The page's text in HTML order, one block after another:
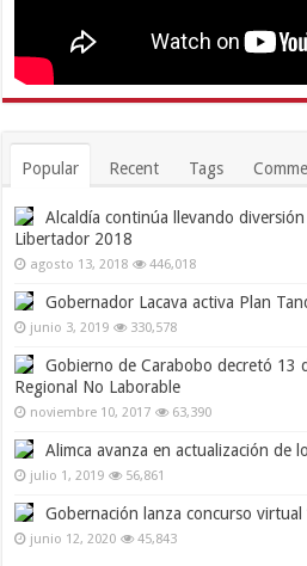
Popular Recent Tags
Alcaldía continúa llevando
Libertador 2018
agosto 13, 2018 446,018
Gobernador Lacava activa Plan
junio 3, 2019 330,578
Gobierno de Carabobo decretó 13
Regional No Laborable
noviembre 10, 2017 63,390
Alimca avanza en actualización de
julio 1, 2019 56,861
Gobernación lanza concurso virtual
junio 12, 2020 45,843